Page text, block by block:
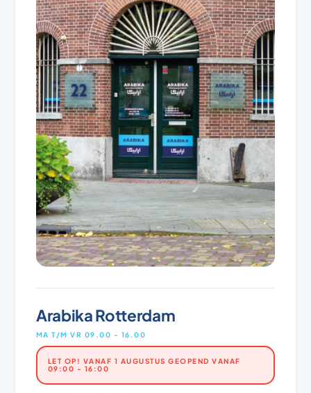
Arabika Rotterdam
MA T/M VR 09.00 - 16.00
LET OP! VANAF 1 AUGUSTUS GEOPEND VANAF
09:00 - 16:00